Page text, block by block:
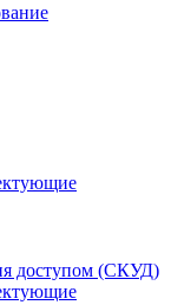
доступом (СКУД)